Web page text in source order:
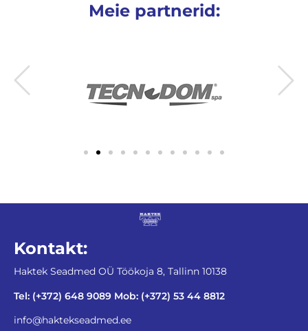
Meie partnerid:
Kontakt:
Haktek Seadmed OÜ Töökoja 8, Tallinn 10138
Tel: (+372) 648 9089 Mob: (+372) 53 44 8812
info@haktekseadmed.ee